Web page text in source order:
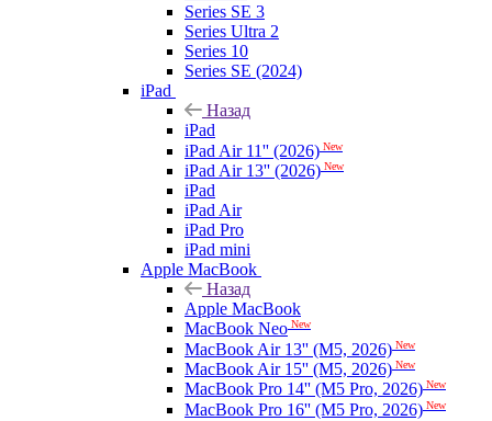
Series SE 3
Series Ultra 2
Series 10
Series SE (2024)
iPad
Назад
iPad
iPad Air 11'' (2026) New
iPad Air 13'' (2026) New
iPad
iPad Air
iPad Pro
iPad mini
Apple MacBook
Назад
Apple MacBook
MacBook Neo New
MacBook Air 13'' (M5, 2026) New
MacBook Air 15'' (M5, 2026) New
MacBook Pro 14'' (M5 Pro, 2026) New
MacBook Pro 16'' (M5 Pro, 2026) New